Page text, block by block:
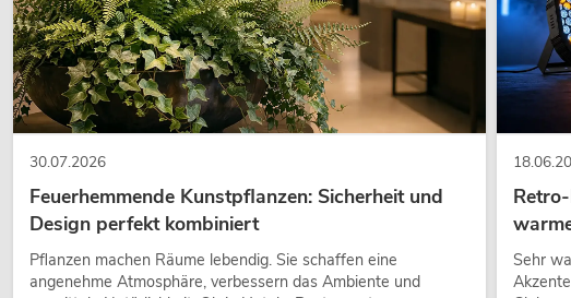
30.07.2026
Feuerhemmende Kunstpflanzen: Sicherheit und
Design perfekt kombiniert
Pflanzen machen Räume lebendig. Sie schaffen eine
angenehme Atmosphäre, verbessern das Ambiente und
Sehr